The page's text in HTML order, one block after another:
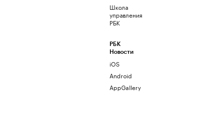
Школа
управления
РБК
РБК
Новости
iOS
Android
AppGallery